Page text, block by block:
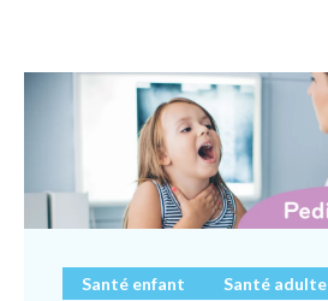
Santé enfant Santé adulte